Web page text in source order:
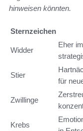
hinweisen könnten.
Sternzeichen
Widder
Eher
Stier
für
Zwillinge
Krebs